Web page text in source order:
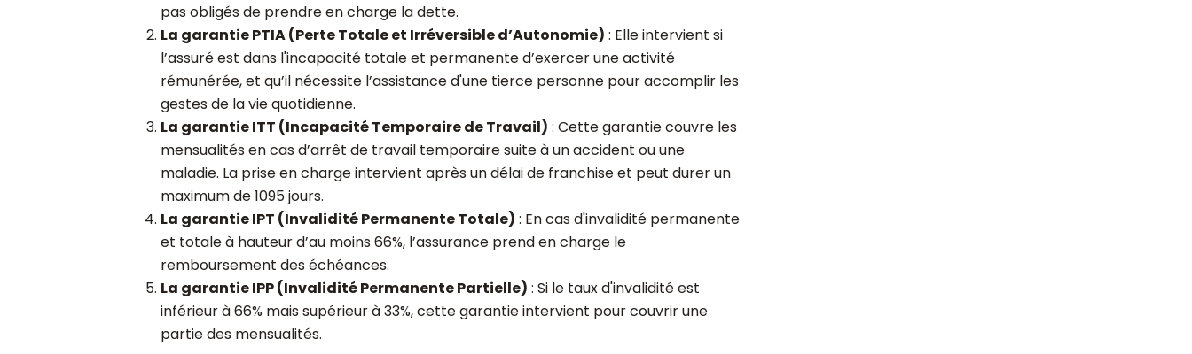
pas obligés de prendre en charge la dette.
La garantie PTIA (Perte Totale et Irréversible d’Autonomie) : Elle intervient si
l’assuré est dans l'incapacité totale et permanente d’exercer une activité
rémunérée, et qu’il nécessite l’assistance d'une tierce personne pour accomplir les
gestes de la vie quotidienne.
La garantie ITT (Incapacité Temporaire de Travail) : Cette garantie couvre les
mensualités en cas d’arrêt de travail temporaire suite à un accident ou une
maladie. La prise en charge intervient après un délai de franchise et peut durer un
maximum de 1095 jours.
La garantie IPT (Invalidité Permanente Totale) : En cas d'invalidité permanente
et totale à hauteur d’au moins 66%, l’assurance prend en charge le
remboursement des échéances.
La garantie IPP (Invalidité Permanente Partielle) : Si le taux d'invalidité est
inférieur à 66% mais supérieur à 33%, cette garantie intervient pour couvrir une
partie des mensualités.